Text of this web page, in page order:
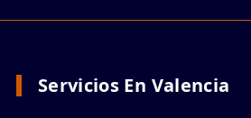
Servicios En Valencia